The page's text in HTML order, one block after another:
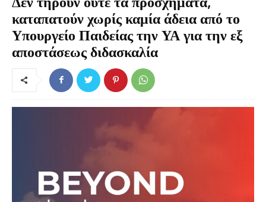
καταπατούν χωρίς καμία άδεια από το
Υπουργείο Παιδείας την ΥΑ για την εξ
αποστάσεως διδασκαλία